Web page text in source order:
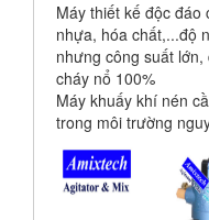
Máy thiết kế độc đáo
nhựa, hóa chất,...độ
nhưng công suất
cháy nổ 100%
Máy khuấy khí nén
trong môi trường